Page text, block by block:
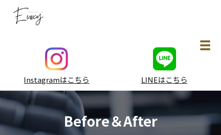
Instagramはこちら LINEはこちら
メ
Before＆After